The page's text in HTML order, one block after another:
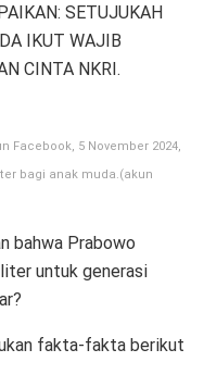
SETUJUKAH
IKUT WAJIB
CINTA NKRI.
Facebook, 5 November 2024,
bagi anak muda.(akun
bahwa Prabowo
untuk generasi
fakta-fakta berikut